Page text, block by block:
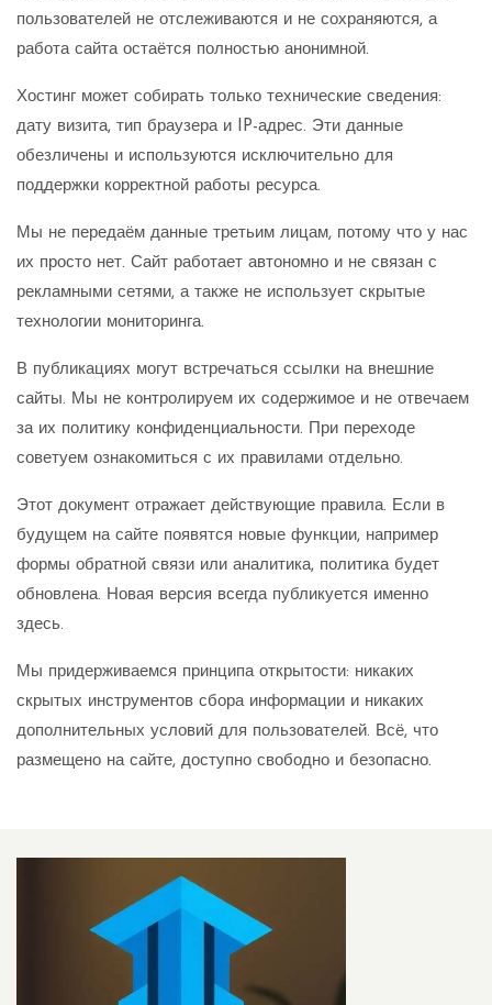
пользователей не отслеживаются и не сохраняются, а
работа сайта остаётся полностью анонимной.
Хостинг может собирать только технические сведения:
дату визита, тип браузера и IP-адрес. Эти данные
обезличены и используются исключительно для
поддержки корректной работы ресурса.
Мы не передаём данные третьим лицам, потому что у нас
их просто нет. Сайт работает автономно и не связан с
рекламными сетями, а также не использует скрытые
технологии мониторинга.
В публикациях могут встречаться ссылки на внешние
сайты. Мы не контролируем их содержимое и не отвечаем
за их политику конфиденциальности. При переходе
советуем ознакомиться с их правилами отдельно.
Этот документ отражает действующие правила. Если в
будущем на сайте появятся новые функции, например
формы обратной связи или аналитика, политика будет
обновлена. Новая версия всегда публикуется именно
здесь.
Мы придерживаемся принципа открытости: никаких
скрытых инструментов сбора информации и никаких
дополнительных условий для пользователей. Всё, что
размещено на сайте, доступно свободно и безопасно.